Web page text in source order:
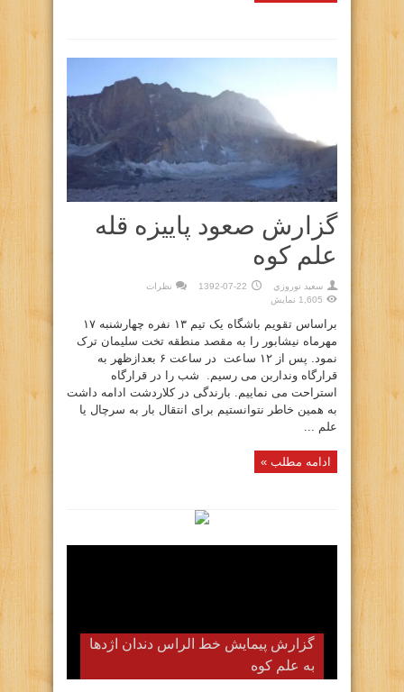
گزارش صعود پاییزه قله
علم کوه
سعيد نوروزي 1392-07-22
نظرات
1,605 نمایش
براساس تقویم باشگاه یک تیم ۱۳ نفره چهارشنبه ۱۷
مهرماه نیشابور را به مقصد منطقه تخت سلیمان ترک
نمود. پس از ۱۲ ساعت در ساعت ۶ بعدازظهر به
قرارگاه ونداربن می رسیم. شب را در قرارگاه
استراحت می نماییم. بارندگی در کلاردشت ادامه داشت
به همین خاطر نتوانستیم برای انتقال بار به سرچال یا
علم ...
ادامه مطلب »
گزارش پیمایش خط الراس دندان اژدها
به علم کوه
گزارش پیمایش زمستانه خط الراس
هفت خوان به علم کوه( دیماه ۱۴۰۲)